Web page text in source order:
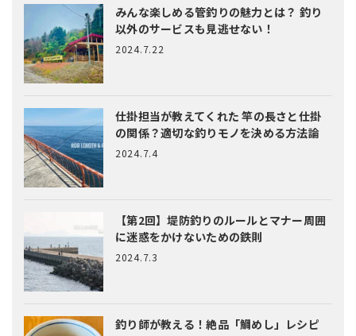
みんな楽しめる管釣りの魅力とは？ 釣り
以外のサービスも見逃せない！
2024.7.22
仕掛担当が教えてくれた竿の長さと仕掛
の関係？適切な釣りモノを決める方法論
2024.7.4
【第2回】堤防釣りのルールとマナー周囲
に迷惑をかけないための鉄則
2024.7.3
釣り師が教える！絶品「鯛めし」レシピ